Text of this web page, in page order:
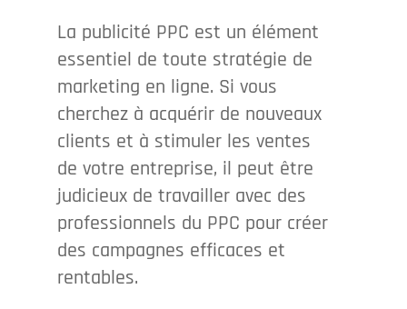
La publicité PPC est un élément
essentiel de toute stratégie de
marketing en ligne. Si vous
cherchez à acquérir de nouveaux
clients et à stimuler les ventes
de votre entreprise, il peut être
judicieux de travailler avec des
professionnels du PPC pour créer
des campagnes efficaces et
rentables.